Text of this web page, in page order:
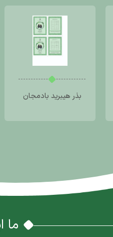
بذر هیبرید بادمجان
ما